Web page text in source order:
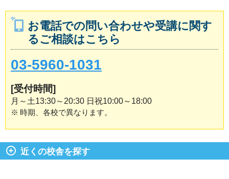
お電話での問い合わせや受講に関す
るご相談はこちら
03-5960-1031
[受付時間]
月～土13:30～20:30 日祝10:00～18:00
※ 時期、各校で異なります。
近くの校舎を探す